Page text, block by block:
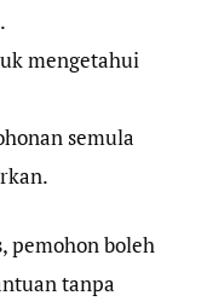
mengetahui
semula
pemohon boleh
tanpa